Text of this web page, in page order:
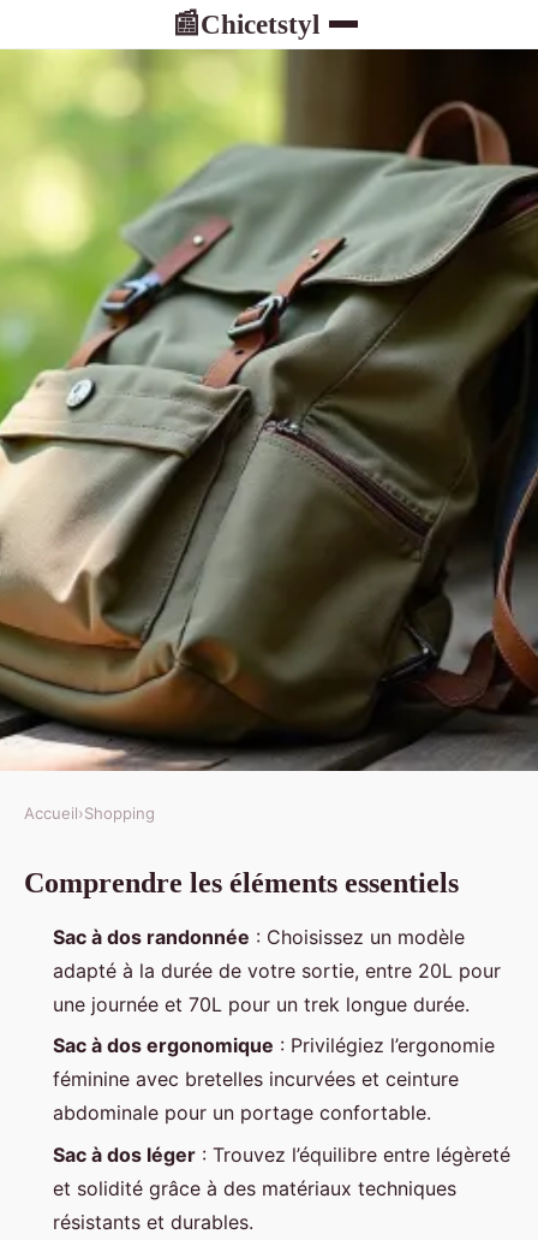
📰Chicetstyl
SHOPPING
Quel sac à dos randonnée choisir
pour vos aventures
Alexandre-Pierre •25/06/2026 07:01•10 min de lecture
Accueil›Shopping
Comprendre les éléments essentiels
Sac à dos randonnée : Choisissez un modèle
adapté à la durée de votre sortie, entre 20L pour
une journée et 70L pour un trek longue durée.
Sac à dos ergonomique : Privilégiez l’ergonomie
féminine avec bretelles incurvées et ceinture
abdominale pour un portage confortable.
Sac à dos léger : Trouvez l’équilibre entre légèreté
et solidité grâce à des matériaux techniques
résistants et durables.